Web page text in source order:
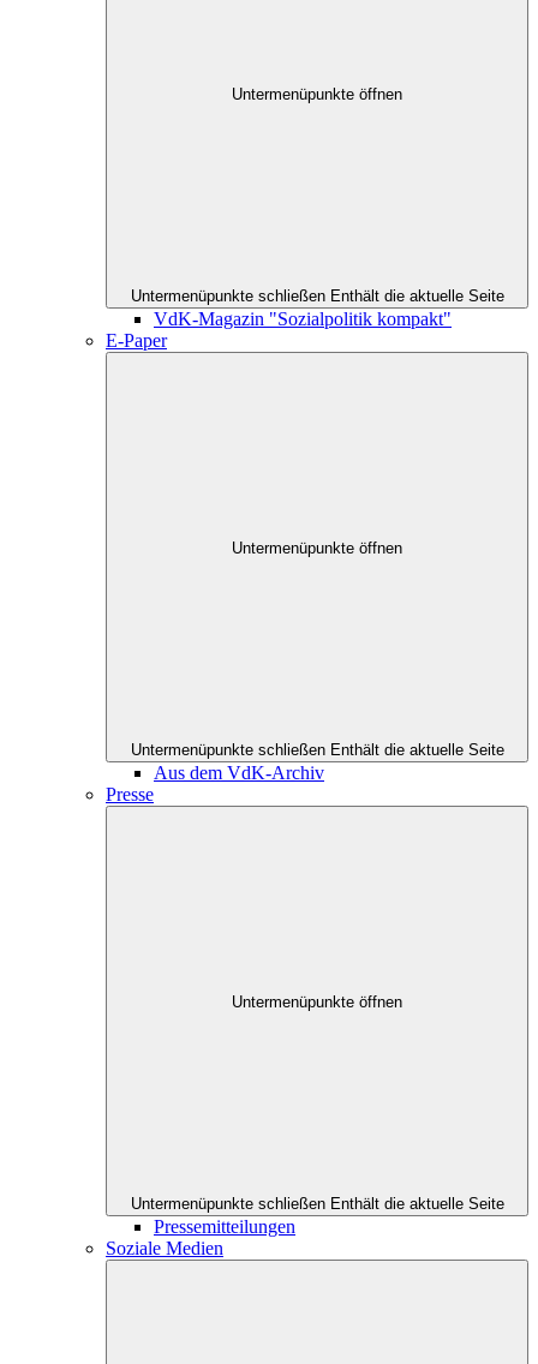
Untermenüpunkte öffnen
Untermenüpunkte schließen Enthält die aktuelle Seite
VdK-Magazin "Sozialpolitik kompakt"
E-Paper
Untermenüpunkte öffnen
Untermenüpunkte schließen Enthält die aktuelle Seite
Aus dem VdK-Archiv
Presse
Untermenüpunkte öffnen
Untermenüpunkte schließen Enthält die aktuelle Seite
Pressemitteilungen
Soziale Medien